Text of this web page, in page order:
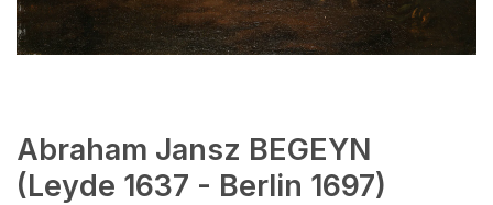
Abraham Jansz BEGEYN
(Leyde 1637 - Berlin 1697)